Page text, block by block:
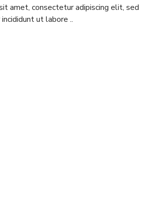
amet, consectetur adipiscing elit, sed
ut labore ..